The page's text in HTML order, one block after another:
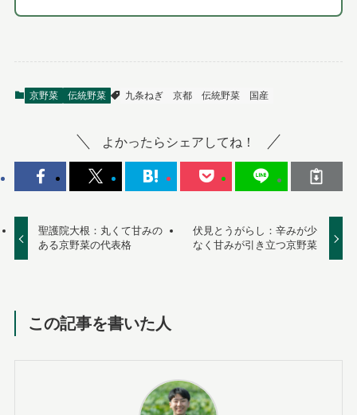
京野菜 伝統野菜 九条ねぎ 京都 伝統野菜 国産
よかったらシェアしてね！
聖護院大根：丸くて甘みの
ある京野菜の代表格
伏見とうがらし：辛みが少
なく甘みが引き立つ京野菜
この記事を書いた人